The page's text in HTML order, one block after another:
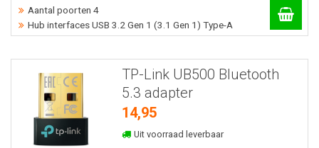
Aantal poorten 4
Hub interfaces USB 3.2 Gen 1 (3.1 Gen 1) Type-A
TP-Link UB500 Bluetooth
5.3 adapter
14,95
Uit voorraad leverbaar